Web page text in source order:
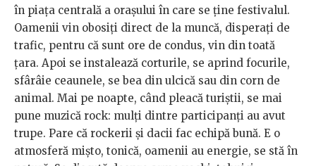
în piaţa centrală a oraşului în care se ţine festivalul.
Oamenii vin obosiţi direct de la muncă, disperaţi de
trafic, pentru că sunt ore de condus, vin din toată
ţara. Apoi se instalează corturile, se aprind focurile,
sfârâie ceaunele, se bea din ulcică sau din corn de
animal. Mai pe noapte, când pleacă turiştii, se mai
pune muzică rock: mulţi dintre participanți au avut
trupe. Pare că rockerii şi dacii fac echipă bună. E o
atmosferă mişto, tonică, oamenii au energie, se stă în